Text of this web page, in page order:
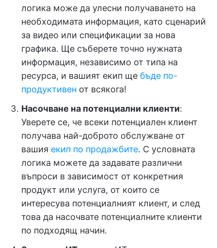
логика може да улесни получаването на
необходимата информация, като сценарий
за видео или спецификации за нова
графика. Ще съберете точно нужната
информация, независимо от типа на
ресурса, и вашият екип ще бъде по-
продуктивен от всякога!
Насочване на потенциални клиенти:
Уверете се, че всеки потенциален клиент
получава най-доброто обслужване от
вашия екип по продажбите. С условната
логика можете да задавате различни
въпроси в зависимост от конкретния
продукт или услуга, от които се
интересува потенциалният клиент, и след
това да насочвате потенциалните клиенти
по подходящ начин.